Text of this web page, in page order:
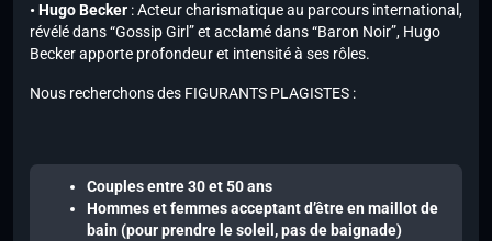
• Hugo Becker : Acteur charismatique au parcours international,
révélé dans “Gossip Girl” et acclamé dans “Baron Noir”, Hugo
Becker apporte profondeur et intensité à ses rôles.
Nous recherchons des FIGURANTS PLAGISTES :
Couples entre 30 et 50 ans
Hommes et femmes acceptant d’être en maillot de
bain (pour prendre le soleil, pas de baignade)